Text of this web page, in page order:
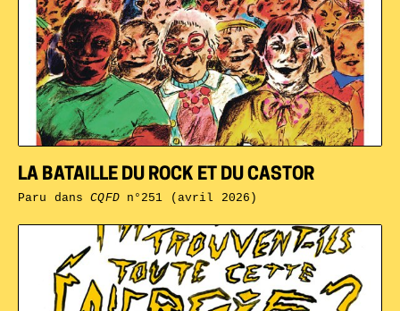
LA BATAILLE DU ROCK ET DU CASTOR
Paru dansCQFDn°251 (avril 2026)